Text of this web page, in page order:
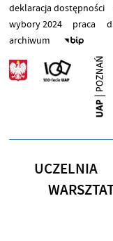
Przejdź do treści
deklaracja dostępności
wybory 2024
praca
archiwum
UCZELNIA